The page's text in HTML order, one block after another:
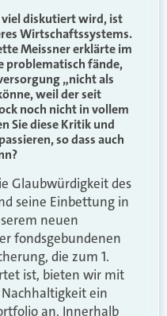
viel diskutiert wird, ist
Wirtschaftssystems.
Meissner erklärte im
problematisch fände,
„nicht als
weil der seit
noch nicht in vollem
Sie diese Kritik und
so dass auch
Glaubwürdigkeit des
seine Einbettung in
neuen
fondsgebundenen
die zum 1.
ist, bieten wir mit
ein
an. Innerhalb